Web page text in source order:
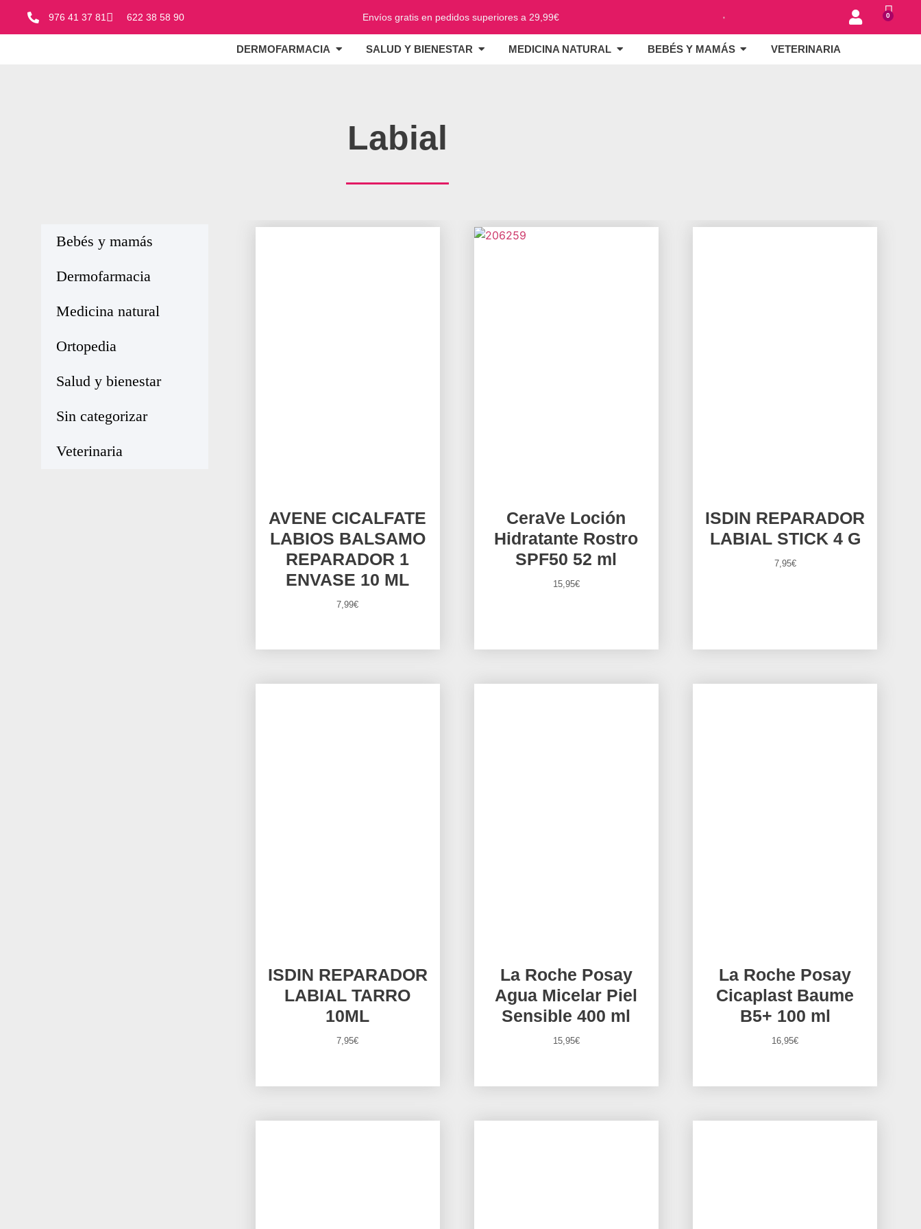
976 41 37 81 622 38 58 90 Envíos gratis en pedidos superiores a 29,99€ 0
DERMOFARMACIA SALUD Y BIENESTAR MEDICINA NATURAL BEBÉS Y MAMÁS VETERINARIA
Labial
Bebés y mamás
Dermofarmacia
Medicina natural
Ortopedia
Salud y bienestar
Sin categorizar
Veterinaria
AVENE CICALFATE
LABIOS BALSAMO
REPARADOR 1
ENVASE 10 ML
7,99€
CeraVe Loción
Hidratante Rostro
SPF50 52 ml
15,95€
ISDIN REPARADOR
LABIAL STICK 4 G
7,95€
ISDIN REPARADOR
LABIAL TARRO
10ML
7,95€
La Roche Posay
Agua Micelar Piel
Sensible 400 ml
15,95€
La Roche Posay
Cicaplast Baume
B5+ 100 ml
16,95€